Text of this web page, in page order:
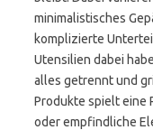
minimalistisches
komplizierte
Utensilien dabei
alles getrennt und
Produkte spielt eine
oder empfindliche